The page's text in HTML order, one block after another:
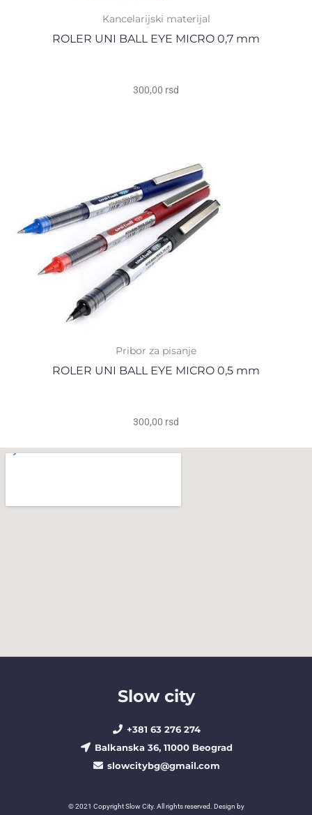
Kancelarijski materijal
ROLER UNI BALL EYE MICRO 0,7 mm
300,00 rsd
Pribor za pisanje
ROLER UNI BALL EYE MICRO 0,5 mm
300,00 rsd
Slow city
+381 63 276 274​
Balkanska 36, 11000 Beograd​
slowcitybg@gmail.com
© 2021 Copyright Slow City. All rights reserved. Design by